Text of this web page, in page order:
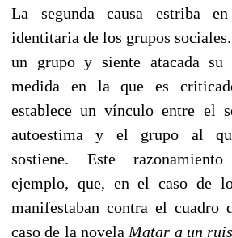
La segunda causa estriba
identitaria de los grupos
un grupo y siente atacada su
medida en la que es
establece un vínculo entre el
autoestima y el grupo al
sostiene. Este
ejemplo, que, en el caso de
manifestaban contra el cuadro
caso de la novela Matar a un